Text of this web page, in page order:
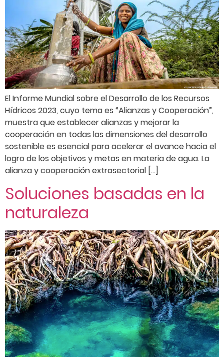
El Informe Mundial sobre el Desarrollo de los Recursos
Hídricos 2023, cuyo tema es “Alianzas y Cooperación”,
muestra que establecer alianzas y mejorar la
cooperación en todas las dimensiones del desarrollo
sostenible es esencial para acelerar el avance hacia el
logro de los objetivos y metas en materia de agua. La
alianza y cooperación extrasectorial […]
Soluciones basadas en la
naturaleza